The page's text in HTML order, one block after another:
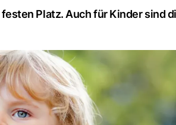
Platz. Auch für Kinder sind